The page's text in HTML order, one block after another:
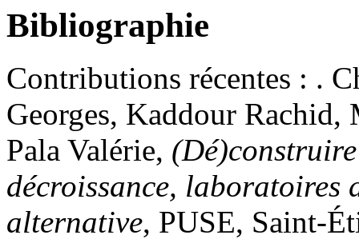
Bibliographie
Contributions récentes : .
Georges, Kaddour
Pala Valérie,
décroissance, laboratoires
alternative, PUSE, Saint-